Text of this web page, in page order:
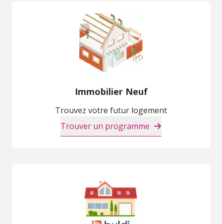
Immobilier Neuf
Trouvez votre futur logement
Trouver un programme